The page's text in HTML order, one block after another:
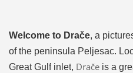
Welcome to Drače, a
of the peninsula Peljesac.
Great Gulf inlet, Drače is a